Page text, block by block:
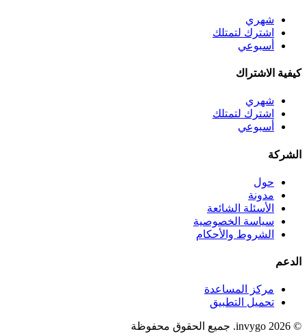
شهري
اشترك لتمتلك
أسبوعي
كيفية الاشتراك
شهري
اشترك لتمتلك
أسبوعي
الشركة
حول
مدونة
الأسئلة الشائعة
سياسة الخصوصية
الشروط والأحكام
الدعم
مركز المساعدة
تحميل التطبيق
© 2026 invygo. جميع الحقوق محفوظة